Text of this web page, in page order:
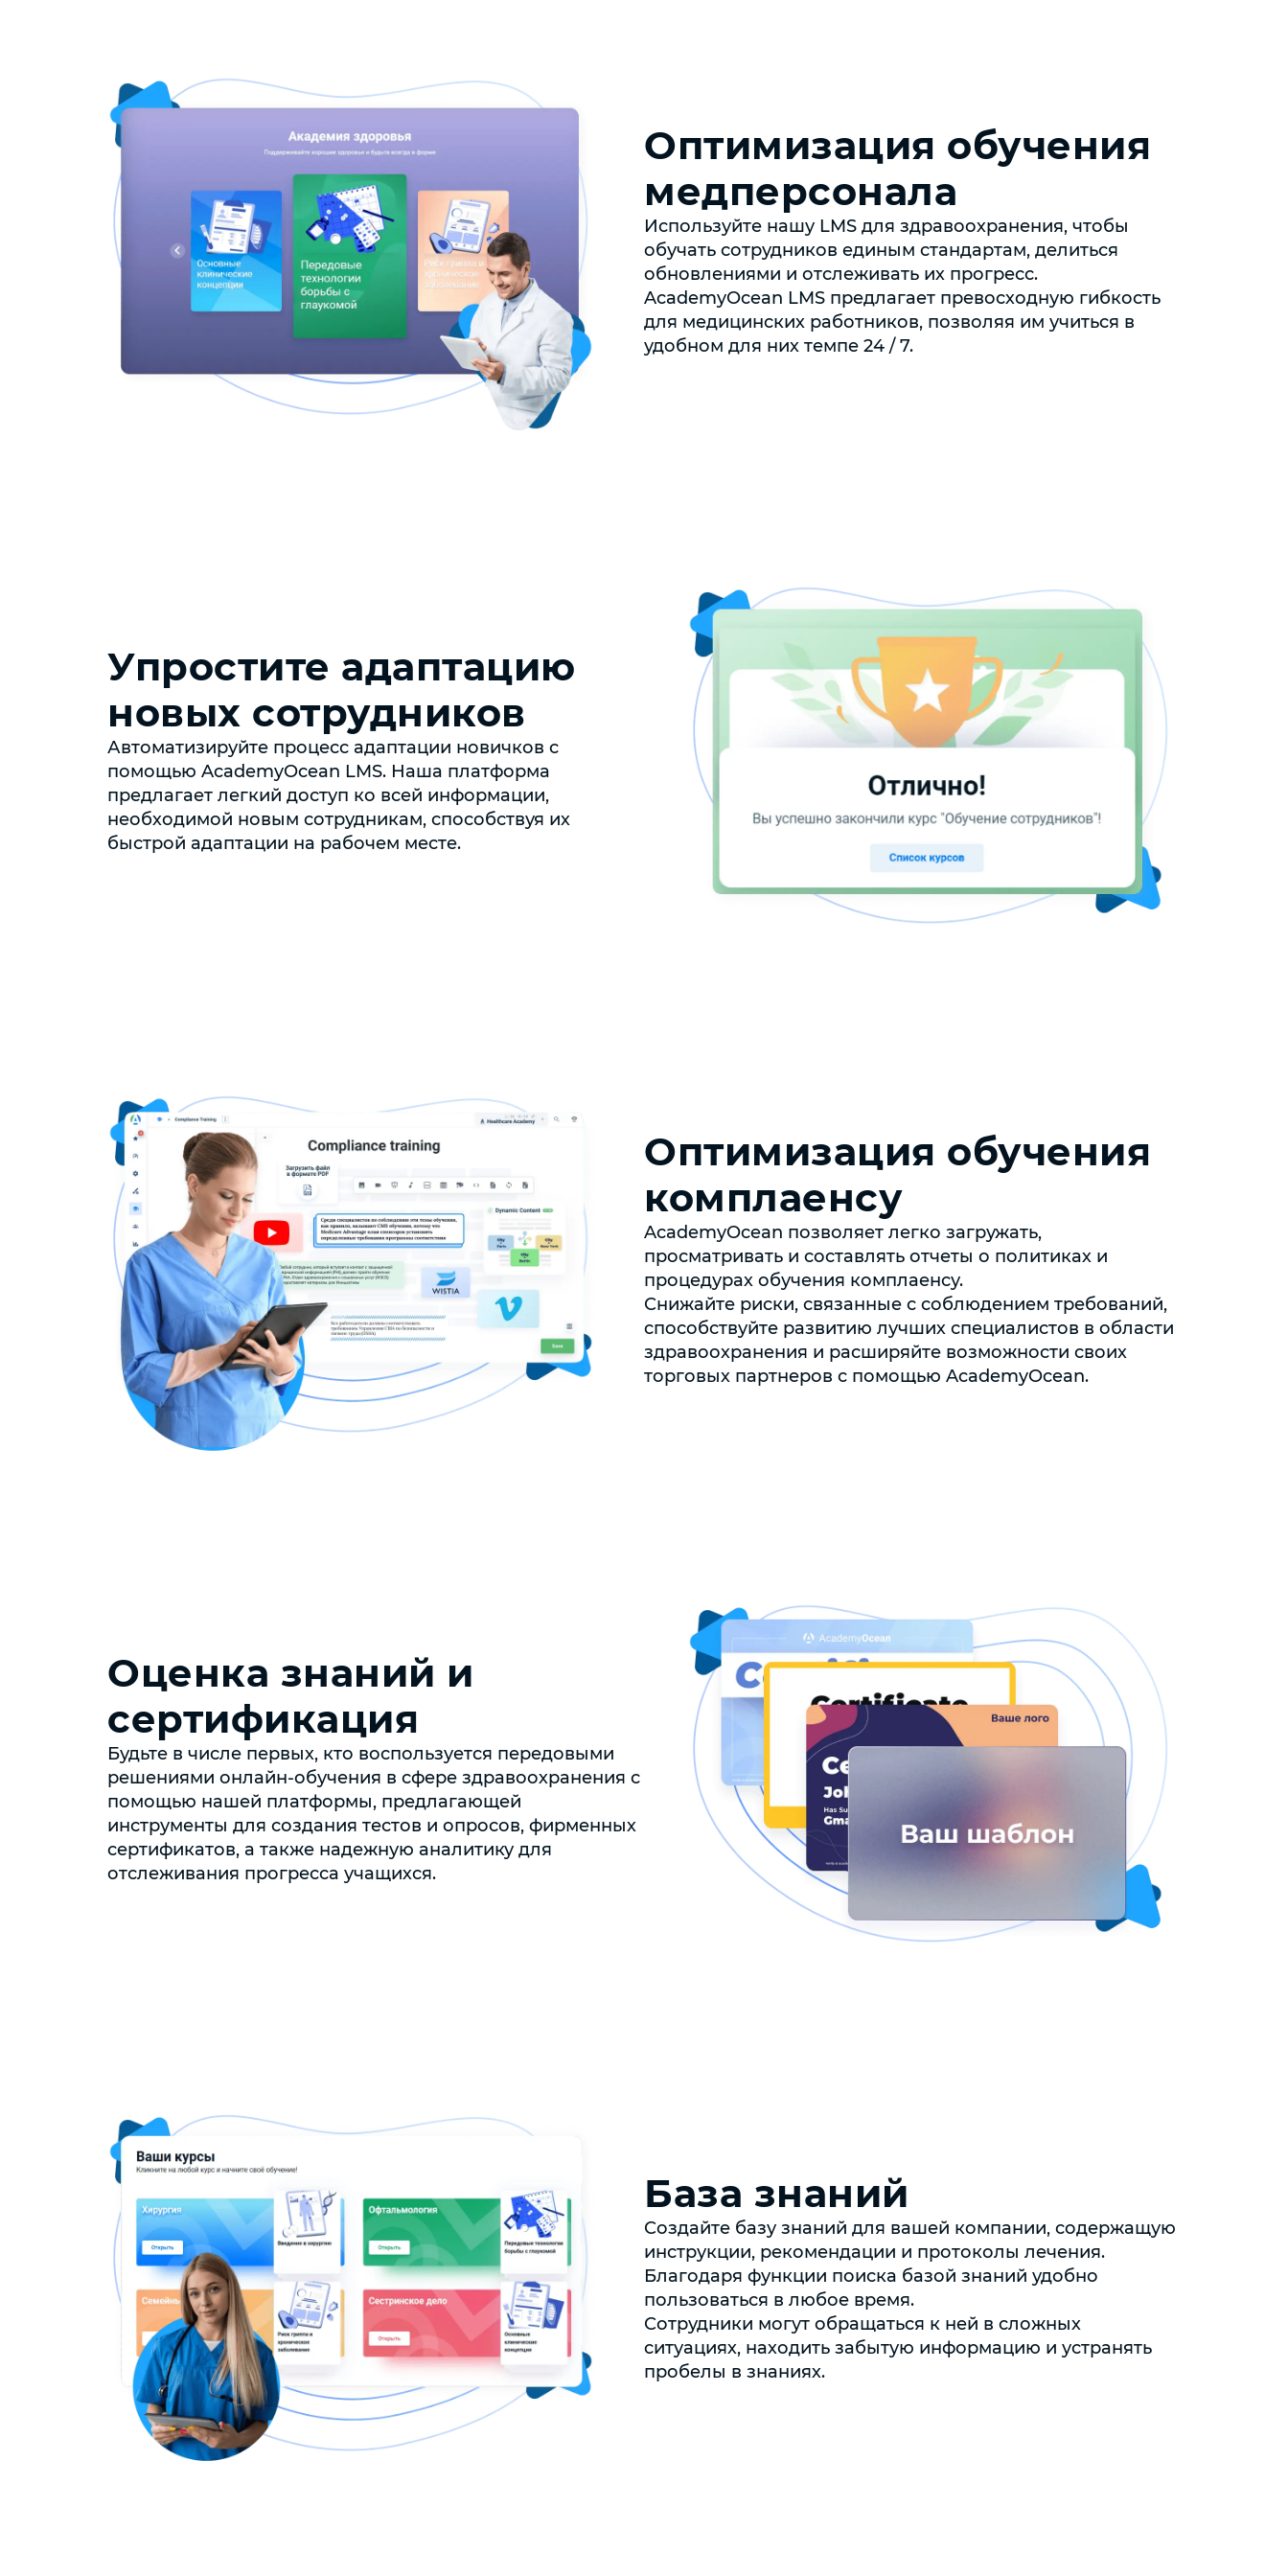
Оптимизация обучения
медперсонала
Используйте нашу LMS для здравоохранения, чтобы
обучать сотрудников единым стандартам, делиться
обновлениями и отслеживать их прогресс.
AcademyOcean LMS предлагает превосходную гибкость
для медицинских работников, позволяя им учиться в
удобном для них темпе 24 / 7.
Упростите адаптацию
новых сотрудников
Автоматизируйте процесс адаптации новичков с
помощью AcademyOcean LMS. Наша платформа
предлагает легкий доступ ко всей информации,
необходимой новым сотрудникам, способствуя их
быстрой адаптации на рабочем месте.
Оптимизация обучения
комплаенсу
AcademyOcean позволяет легко загружать,
просматривать и составлять отчеты о политиках и
процедурах обучения комплаенсу.
Снижайте риски, связанные с соблюдением требований,
способствуйте развитию лучших специалистов в области
здравоохранения и расширяйте возможности своих
торговых партнеров с помощью AcademyOcean.
Оценка знаний и
сертификация
Будьте в числе первых, кто воспользуется передовыми
решениями онлайн-обучения в сфере здравоохранения с
помощью нашей платформы, предлагающей
инструменты для создания тестов и опросов, фирменных
сертификатов, а также надежную аналитику для
отслеживания прогресса учащихся.
База знаний
Создайте базу знаний для вашей компании, содержащую
инструкции, рекомендации и протоколы лечения.
Благодаря функции поиска базой знаний удобно
пользоваться в любое время.
Сотрудники могут обращаться к ней в сложных
ситуациях, находить забытую информацию и устранять
пробелы в знаниях.